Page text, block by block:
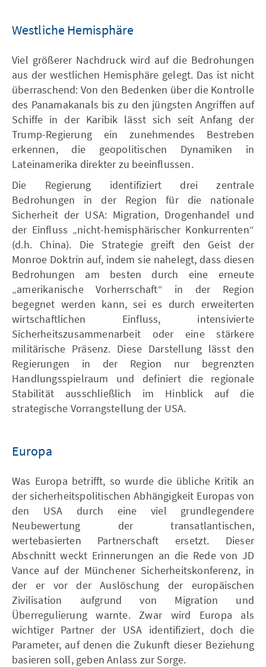
Westliche Hemisphäre
Viel größerer Nachdruck wird auf die Bedrohungen
aus der westlichen Hemisphäre gelegt. Das ist nicht
überraschend: Von den Bedenken über die Kontrolle
des Panamakanals bis zu den jüngsten Angriffen auf
Schiffe in der Karibik lässt sich seit Anfang der
Trump-Regierung ein zunehmendes Bestreben
erkennen, die geopolitischen Dynamiken in
Lateinamerika direkter zu beeinflussen.
Die Regierung identifiziert drei zentrale
Bedrohungen in der Region für die nationale
Sicherheit der USA: Migration, Drogenhandel und
der Einfluss „nicht-hemisphärischer Konkurrenten“
(d.h. China). Die Strategie greift den Geist der
Monroe Doktrin auf, indem sie nahelegt, dass diesen
Bedrohungen am besten durch eine erneute
„amerikanische Vorherrschaft“ in der Region
begegnet werden kann, sei es durch erweiterten
wirtschaftlichen Einfluss, intensivierte
Sicherheitszusammenarbeit oder eine stärkere
militärische Präsenz. Diese Darstellung lässt den
Regierungen in der Region nur begrenzten
Handlungsspielraum und definiert die regionale
Stabilität ausschließlich im Hinblick auf die
strategische Vorrangstellung der USA.
Europa
Was Europa betrifft, so wurde die übliche Kritik an
der sicherheitspolitischen Abhängigkeit Europas von
den USA durch eine viel grundlegendere
Neubewertung der transatlantischen,
wertebasierten Partnerschaft ersetzt. Dieser
Abschnitt weckt Erinnerungen an die Rede von JD
Vance auf der Münchener Sicherheitskonferenz, in
der er vor der Auslöschung der europäischen
Zivilisation aufgrund von Migration und
Überregulierung warnte. Zwar wird Europa als
wichtiger Partner der USA identifiziert, doch die
Parameter, auf denen die Zukunft dieser Beziehung
basieren soll, geben Anlass zur Sorge.